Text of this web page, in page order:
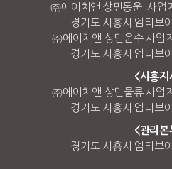
㈜에이치앤 상민통운 사
경기도 시흥시 엠티브
㈜에이치앤 상민운수 사
경기도 시흥시 엠티브
<시흥지
㈜에이치앤 상민물류 사
경기도 시흥시 엠티브
<관리본
경기도 시흥시 엠티브